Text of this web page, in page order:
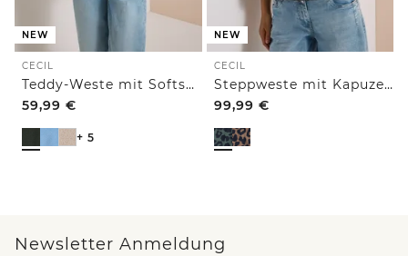
NEW
CECIL
Teddy-Weste mit Softshelldetails
59,99 €
+ 5
NEW
CECIL
Steppweste mit Kapuze und Taschen
99,99 €
Newsletter Anmeldung